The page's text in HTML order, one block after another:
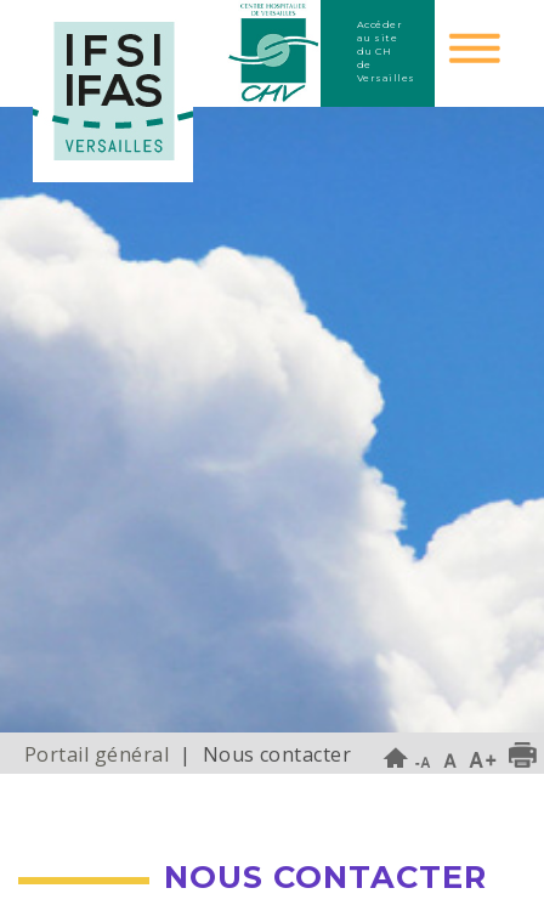
Accéder
au site
du CH
de
Versailles
Portail général | Nous contacter
NOUS CONTACTER